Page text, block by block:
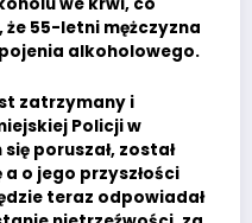
55-letni mężczyzna
alkoholowego.
zatrzymany i
Policji w
poruszał, został
o jego przyszłości
teraz odpowiadał